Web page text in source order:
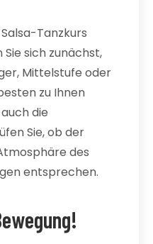
Tanzkurs
sich zunächst,
Mittelstufe oder
zu Ihnen
die
Sie, ob der
des
entsprechen.